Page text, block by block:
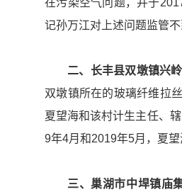
在污染空气问题，并于
记孙万江对上述问题监管
二、长丰县双墩镇兴
双墩镇所在的玻璃纤维拉
夏望海和该村计生主任、
9年4月和2019年5月，夏
三、巢湖市中垾镇庙